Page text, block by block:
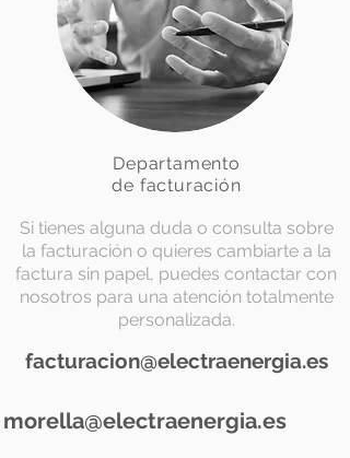
Departamento
de facturación
Si tienes alguna duda o consulta sobre
la facturación o quieres cambiarte a la
factura sin papel, puedes contactar con
nosotros para una atención totalmente
personalizada.
facturacion@electraenergia.es
morella@electraenergia.es